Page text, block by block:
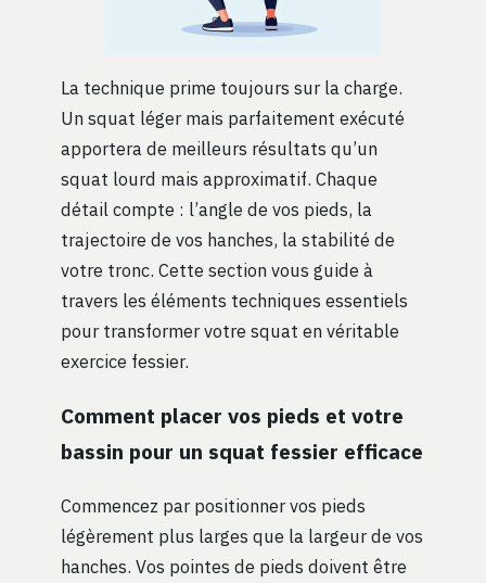
La technique prime toujours sur la charge.
Un squat léger mais parfaitement exécuté
apportera de meilleurs résultats qu’un
squat lourd mais approximatif. Chaque
détail compte : l’angle de vos pieds, la
trajectoire de vos hanches, la stabilité de
votre tronc. Cette section vous guide à
travers les éléments techniques essentiels
pour transformer votre squat en véritable
exercice fessier.
Comment placer vos pieds et votre
bassin pour un squat fessier efficace
Commencez par positionner vos pieds
légèrement plus larges que la largeur de vos
hanches. Vos pointes de pieds doivent être